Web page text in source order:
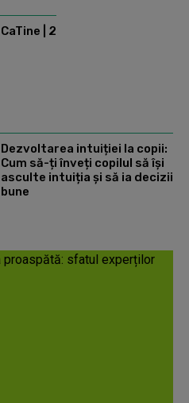
CaTine | 2
Dezvoltarea intuiției la copii:
Cum să-ți înveți copilul să își
asculte intuiția și să ia decizii
bune